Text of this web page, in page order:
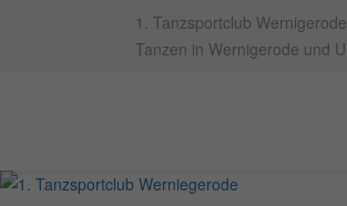
1. Tanzsportclub
Tanzen in Wernigerode und